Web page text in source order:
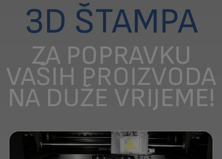
3D ŠTAMPA
ZA POPRAVKU
VAŠIH PROIZVODA
NA DUŽE VRIJEME!